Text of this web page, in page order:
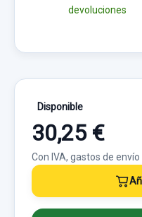
devoluciones
Disponible
30,25 €
Con IVA, gastos de envío